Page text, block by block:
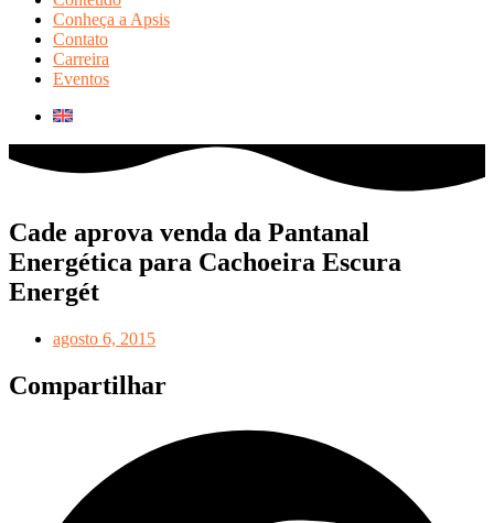
Conheça a Apsis
Contato
Carreira
Eventos
Cade aprova venda da Pantanal
Energética para Cachoeira Escura
Energét
agosto 6, 2015
Compartilhar